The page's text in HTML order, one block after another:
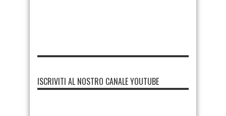
ISCRIVITI AL NOSTRO CANALE YOUTUBE